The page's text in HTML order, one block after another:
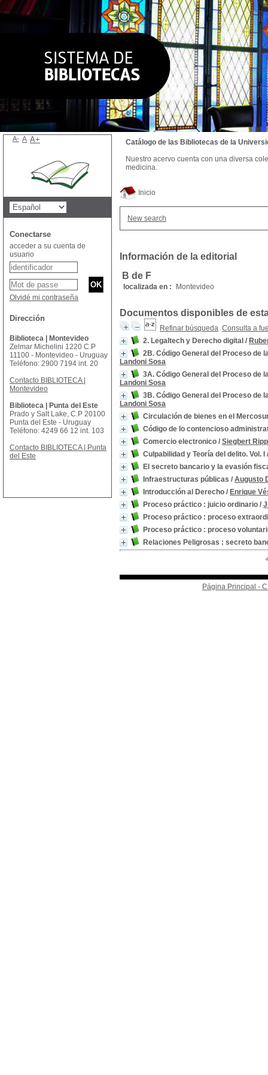
Inicio
New search
Información de la editorial
B de F
localizada en : Montevideo
Documentos disponibles de
Refinar búsqueda Consulta a
2. Legaltech y Derecho digital /
2B. Código General del Proceso de
Landoni Sosa
3A. Código General del Proceso de
Landoni Sosa
3B. Código General del Proceso de
Landoni Sosa
Circulación de bienes en el
Código de lo contencioso
Comercio electronico / Siegbert
Culpabilidad y Teoría del delito. Vol. I
El secreto bancario y la evasión
Infraestructuras públicas / Augusto
Introducción al Derecho / Enrique
Proceso práctico : juicio ordinario /
Proceso práctico : proceso
Proceso práctico : proceso
Relaciones Peligrosas : secreto
Página Principal -
Catálogo de las Bibliotecas de la
Nuestro acervo cuenta con una diversa
medicina.
A- A A+
Conectarse
acceder a su cuenta de
usuario
Olvidé mi contraseña
Dirección
Biblioteca | Montevideo
Zelmar Michelini 1220 C.P
11100 - Montevideo - Uruguay
Teléfono: 2900 7194 int. 20
Contacto BIBLIOTECA |
Montevideo
Biblioteca | Punta del Este
Prado y Salt Lake, C.P 20100
Punta del Este - Uruguay
Teléfono: 4249 66 12 int. 103
Contacto BIBLIOTECA | Punta
del Este